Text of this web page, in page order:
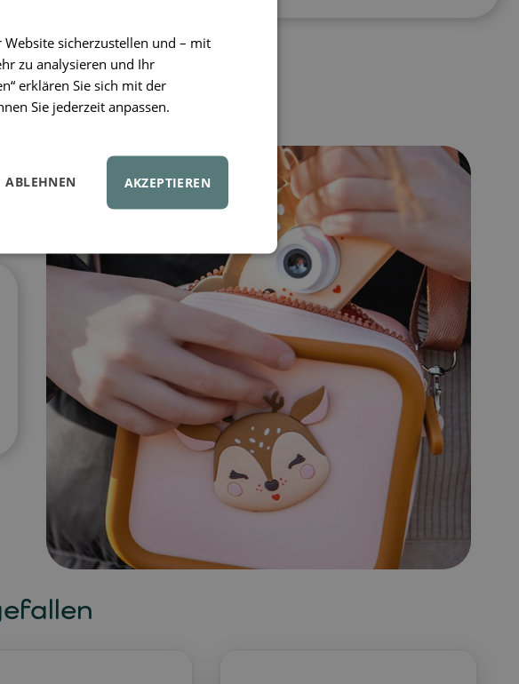
sicherzustellen und – mit
zu analysieren und Ihr
erklären Sie sich mit der
Sie jederzeit anpassen.
AKZEPTIEREN
ABLEHNEN